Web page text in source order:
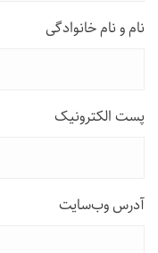
نام و نام خانوادگی
پست الکترونیک
آدرس وب‌سایت